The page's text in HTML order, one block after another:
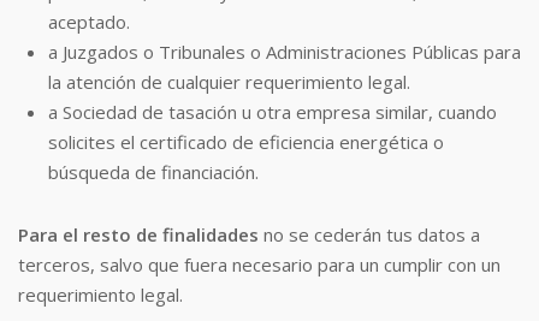
aceptado.
a Juzgados o Tribunales o Administraciones Públicas para
la atención de cualquier requerimiento legal.
a Sociedad de tasación u otra empresa similar, cuando
solicites el certificado de eficiencia energética o
búsqueda de financiación.
Para el resto de finalidades no se cederán tus datos a
terceros, salvo que fuera necesario para un cumplir con un
requerimiento legal.